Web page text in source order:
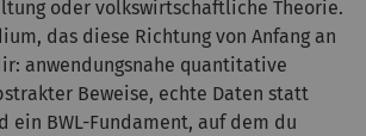
oder volkswirtschaftliche Theorie.
das diese Richtung von Anfang an
anwendungsnahe quantitative
Beweise, echte Daten statt
ein BWL-Fundament, auf dem du